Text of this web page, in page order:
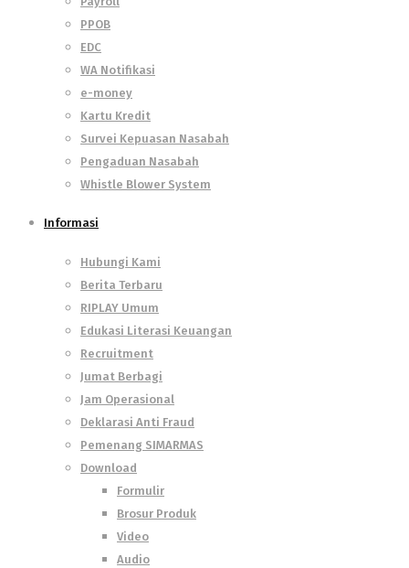
PPOB
EDC
WA Notifikasi
e-money
Kartu Kredit
Survei Kepuasan Nasabah
Pengaduan Nasabah
Whistle Blower System
Informasi
Hubungi Kami
Berita Terbaru
RIPLAY Umum
Edukasi Literasi Keuangan
Recruitment
Jumat Berbagi
Jam Operasional
Deklarasi Anti Fraud
Pemenang SIMARMAS
Download
Formulir
Brosur Produk
Video
Audio